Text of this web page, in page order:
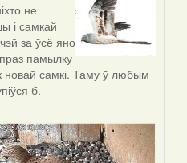
не
і самкай
за ўсё яно
памылку
самкі. Таму ў любым
б.